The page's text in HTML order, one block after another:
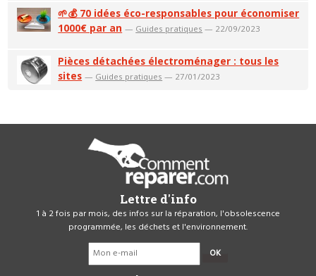
🌱💰 70 idées éco-responsables pour économiser
1000€ par an — Guides pratiques — 22/09/2023
Pièces détachées électroménager : tous les
sites — Guides pratiques — 27/01/2023
Lettre d'info
1 à 2 fois par mois, des infos sur la réparation, l'obsolescence
programmée, les déchets et l'environnement.
OK